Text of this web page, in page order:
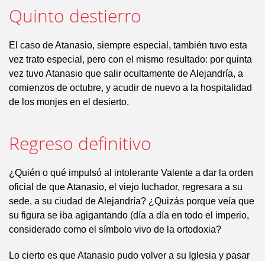
Quinto destierro
El caso de Atanasio, siempre especial, también tuvo esta
vez trato especial, pero con el mismo resultado: por quinta
vez tuvo Atanasio que salir ocultamente de Alejandría, a
comienzos de octubre, y acudir de nuevo a la hospitalidad
de los monjes en el desierto.
Regreso definitivo
¿Quién o qué impulsó al intolerante Valente a dar la orden
oficial de que Atanasio, el viejo luchador, regresara a su
sede, a su ciudad de Alejandría? ¿Quizás porque veía que
su figura se iba agigantando (día a día en todo el imperio,
considerado como el símbolo vivo de la ortodoxia?
Lo cierto es que Atanasio pudo volver a su Iglesia y pasar